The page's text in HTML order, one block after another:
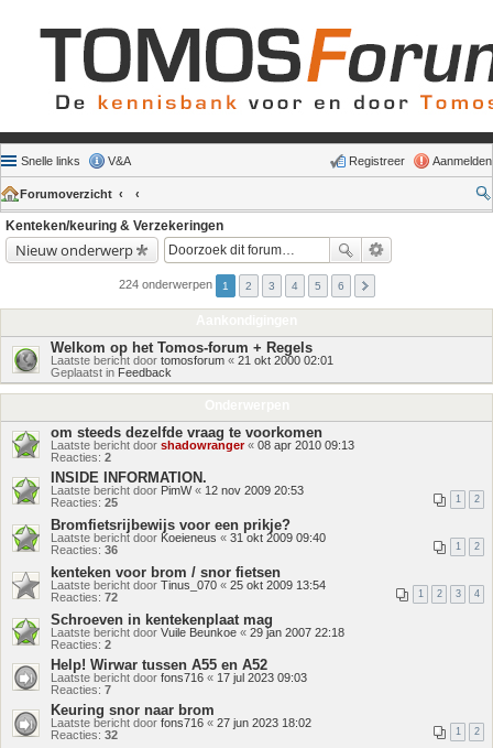
Snelle links V&A Aanmelden
Registreer
Forumoverzicht
Kenteken/keuring & Verzekeringen
Nieuw onderwerp
224 onderwerpen 1 2 3 4 5 6
Welkom op het Tomos-forum + Regels
Laatste bericht door tomosforum « 21 okt 2000 02:01
Geplaatst in Feedback
om steeds dezelfde vraag te voorkomen
Laatste bericht door shadowranger« 08 apr 2010 09:13
Reacties: 2
INSIDE INFORMATION.
Laatste bericht door PimW« 12 nov 2009 20:53
Reacties: 25 1 2
Bromfietsrijbewijs voor een prikje?
Laatste bericht door Koeieneus « 31 okt 2009 09:40
Reacties: 36 1 2
kenteken voor brom / snor fietsen
Laatste bericht door Tinus_070 « 25 okt 2009 13:54
Reacties: 72 1 2 3 4
Schroeven in kentekenplaat mag
Laatste bericht door Vuile Beunkoe « 29 jan 2007 22:18
Reacties: 2
Help! Wirwar tussen A55 en A52
Laatste bericht door fons716 « 17 jul 2023 09:03
Reacties: 7
Keuring snor naar brom
Laatste bericht door fons716 « 27 jun 2023 18:02
Reacties: 32 1 2